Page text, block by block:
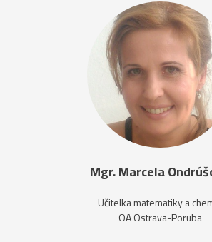
Mgr. Marcela
Učitelka matematiky a
OA Ostrava-Poruba